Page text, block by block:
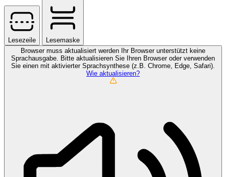
Lesezeile
Lesemaske
Browser muss aktualisiert werden Ihr Browser unterstützt keine
Sprachausgabe. Bitte aktualisieren Sie Ihren Browser oder verwenden
Sie einen mit aktivierter Sprachsynthese (z.B. Chrome, Edge, Safari).
Wie aktualisieren?